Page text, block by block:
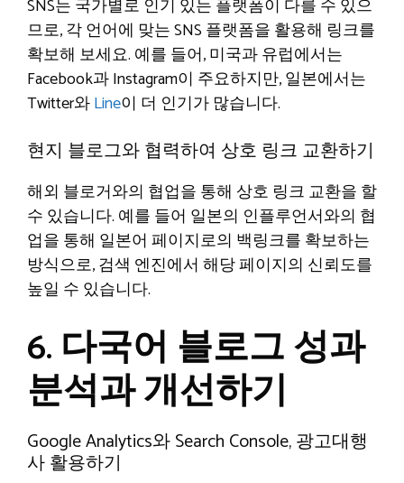
SNS는 국가별로 인기 있는 플랫폼이 다를 수 있으
므로, 각 언어에 맞는 SNS 플랫폼을 활용해 링크를
확보해 보세요. 예를 들어, 미국과 유럽에서는
Facebook과 Instagram이 주요하지만, 일본에서는
Twitter와Line이 더 인기가 많습니다.
현지 블로그와 협력하여 상호 링크 교환하기
해외 블로거와의 협업을 통해 상호 링크 교환을 할
수 있습니다. 예를 들어 일본의 인플루언서와의 협
업을 통해 일본어 페이지로의 백링크를 확보하는
방식으로, 검색 엔진에서 해당 페이지의 신뢰도를
높일 수 있습니다.
6. 다국어 블로그 성과
분석과 개선하기
Google Analytics와 Search Console, 광고대행
사 활용하기